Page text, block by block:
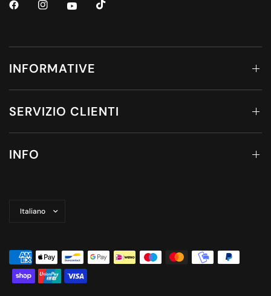
INFORMATIVE
SERVIZIO CLIENTI
INFO
paese/area